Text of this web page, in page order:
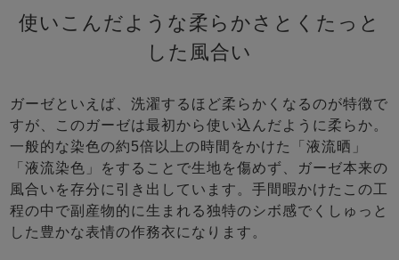
使いこんだような柔らかさとくたっと
した風合い
ガーゼといえば、洗濯するほど柔らかくなるのが特徴で
すが、このガーゼは最初から使い込んだように柔らか。
一般的な染色の約5倍以上の時間をかけた「液流晒」
「液流染色」をすることで生地を傷めず、ガーゼ本来の
風合いを存分に引き出しています。手間暇かけたこの工
程の中で副産物的に生まれる独特のシボ感でくしゅっと
した豊かな表情の作務衣になります。